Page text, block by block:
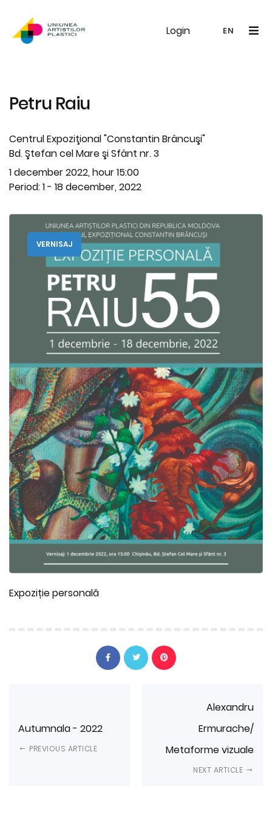
Login EN
UAP Galerie Noutăți
Petru Raiu
Centrul Expoziţional "Constantin Brâncuşi"
Bd. Ştefan cel Mare şi Sfânt nr. 3
1 december 2022, hour 15:00
Period: 1 - 18 december, 2022
VERNISAJ
Expoziție personală
Autumnala - 2022
PREVIOUS ARTICLE
Alexandru
Ermurache/
Metaforme vizuale
NEXT ARTICLE